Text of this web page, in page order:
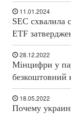
11.01.2024
SEC схвалила
ETF
28.12.2022
Мінцифри у
безкоштовний
18.05.2022
Почему